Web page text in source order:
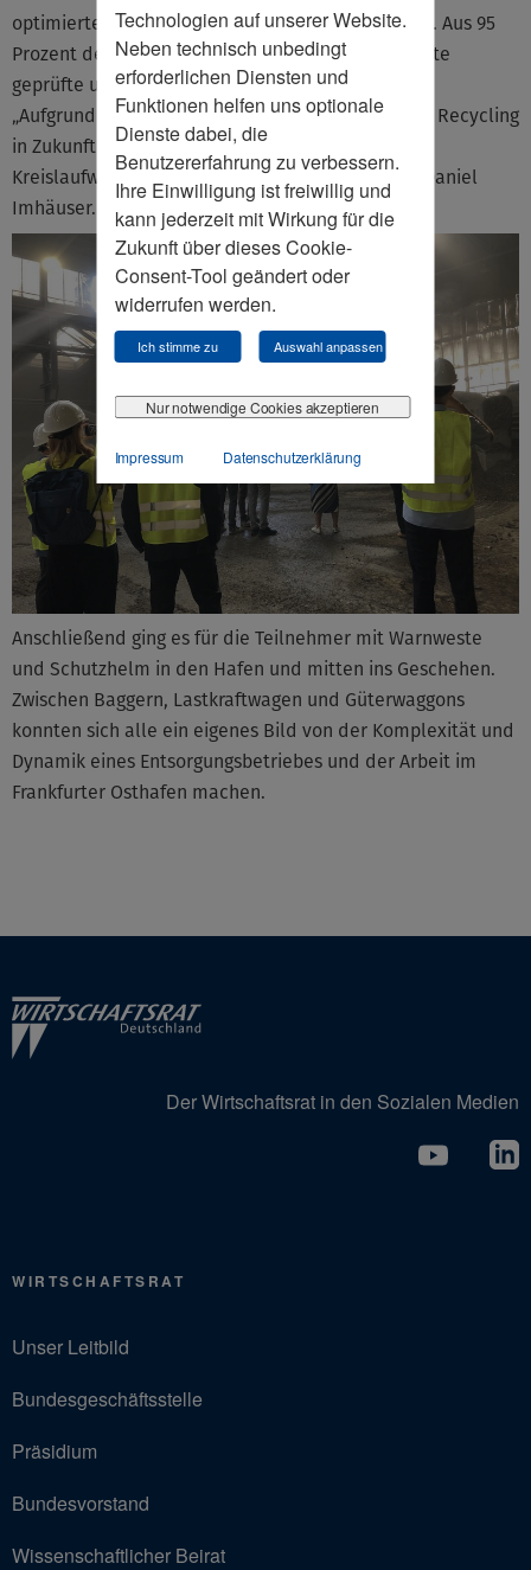
Technologien auf unserer Website.
Neben technisch unbedingt
erforderlichen Diensten und
Funktionen helfen uns optionale
Dienste dabei, die
Benutzererfahrung zu verbessern.
Ihre Einwilligung ist freiwillig und
kann jederzeit mit Wirkung für die
Zukunft über dieses Cookie-
Consent-Tool geändert oder
widerrufen werden.
Ich stimme zu Auswahl anpassen
Nur notwendige Cookies akzeptieren
Impressum Datenschutzerklärung
optimierte er Standorte, Logistik und Stoffströme. Aus 95
Prozent der mineralischen Reststoffe werden heute
geprüfte und gut überwachte Sekundärbaustoffe.
„Aufgrund der steigenden Rohstoffknappheit wird Recycling
in Zukunft eine noch größere Rolle in der
Kreislaufwirtschaft spielen als bereits heute“, so Daniel
Imhäuser.
Anschließend ging es für die Teilnehmer mit Warnweste
und Schutzhelm in den Hafen und mitten ins Geschehen.
Zwischen Baggern, Lastkraftwagen und Güterwaggons
konnten sich alle ein eigenes Bild von der Komplexität und
Dynamik eines Entsorgungsbetriebes und der Arbeit im
Frankfurter Osthafen machen.
Der Wirtschaftsrat in den Sozialen Medien
WIRTSCHAFTSRAT
Unser Leitbild
Bundesgeschäftsstelle
Präsidium
Bundesvorstand
Wissenschaftlicher Beirat